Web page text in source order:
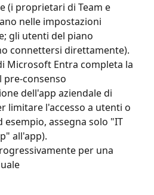
(i proprietari di Team e
nelle impostazioni
gli utenti del piano
connettersi direttamente).
Microsoft Entra completa la
consenso
dell'app aziendale di
limitare l'accesso a utenti o
esempio, assegna solo "IT
all'app).
per una